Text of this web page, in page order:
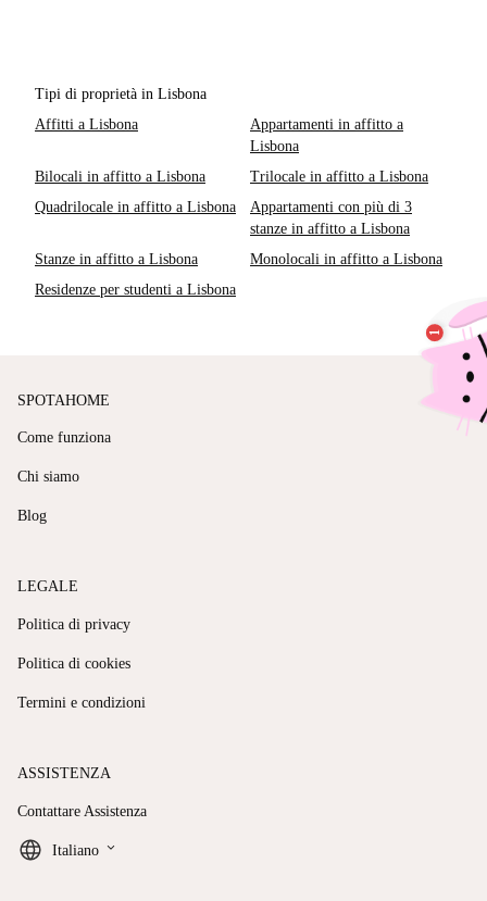
Tipi di proprietà in Lisbona
Affitti a Lisbona
Appartamenti in affitto a
Lisbona
Bilocali in affitto a Lisbona
Trilocale in affitto a Lisbona
Quadrilocale in affitto a Lisbona
Appartamenti con più di 3
stanze in affitto a Lisbona
Stanze in affitto a Lisbona
Monolocali in affitto a Lisbona
Residenze per studenti a Lisbona
SPOTAHOME
Come funziona
Chi siamo
Blog
LEGALE
Politica di privacy
Politica di cookies
Termini e condizioni
ASSISTENZA
Contattare Assistenza
Italiano keyboard_arrow_down